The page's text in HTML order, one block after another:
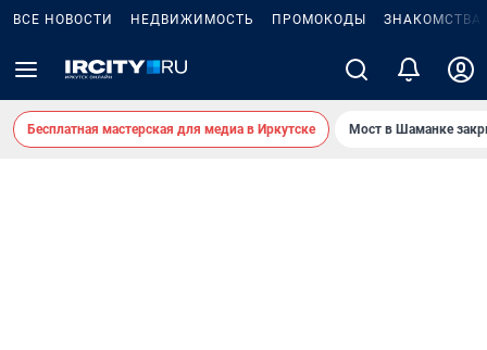
ВСЕ НОВОСТИ НЕДВИЖИМОСТЬ ПРОМОКОДЫ ЗНАКОМСТВА
Бесплатная мастерская для медиа в Иркутске Мост в Шаманке